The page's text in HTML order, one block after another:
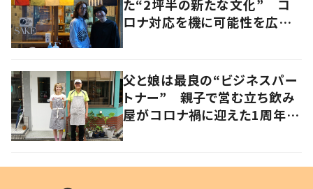
た“2坪半の新たな文化” コ
ロナ対応を機に可能性を広げ
父と娘は最良の“ビジネスパー
トナー” 親子で営む立ち飲み
屋がコロナ禍に迎えた1周年、